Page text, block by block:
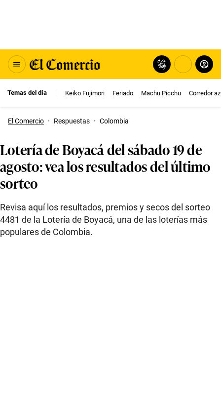
Temas del día Keiko Fujimori Feriado Machu Picchu Corredor
El Comercio · Respuestas · Colombia
Lotería de Boyacá del sábado 19 de
agosto: vea los resultados del último
sorteo
Revisa aquí los resultados, premios y secos del sorteo
4481 de la Lotería de Boyacá, una de las loterías más
populares de Colombia.